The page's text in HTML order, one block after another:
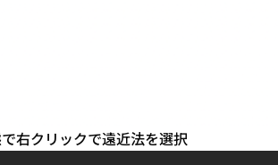
右クリックで遠近法を選択